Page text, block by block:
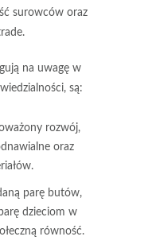
surowców oraz
na uwagę w
są:
rozwój,
oraz
parę butów,
dzieciom w
równość.